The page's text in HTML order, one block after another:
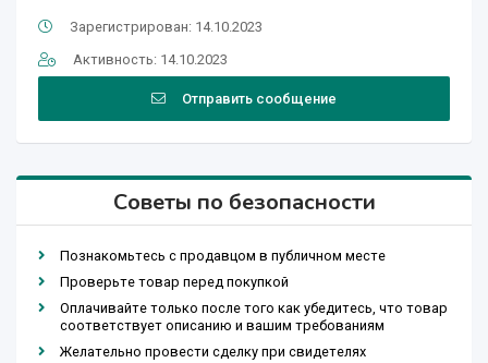
Зарегистрирован: 14.10.2023
Активность: 14.10.2023
Отправить сообщение
Советы по безопасности
Познакомьтесь с продавцом в публичном месте
Проверьте товар перед покупкой
Оплачивайте только после того как убедитесь, что товар
соответствует описанию и вашим требованиям
Желательно провести сделку при свидетелях